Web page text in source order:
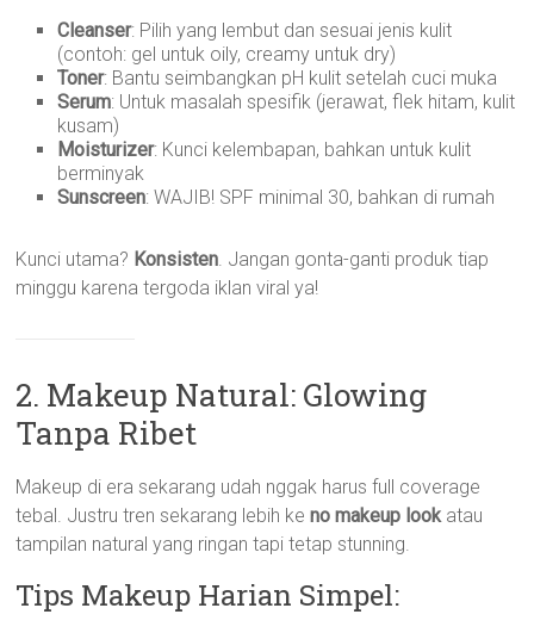
Cleanser: Pilih yang lembut dan sesuai jenis kulit
(contoh: gel untuk oily, creamy untuk dry)
Toner: Bantu seimbangkan pH kulit setelah cuci muka
Serum: Untuk masalah spesifik (jerawat, flek hitam, kulit
kusam)
Moisturizer: Kunci kelembapan, bahkan untuk kulit
berminyak
Sunscreen: WAJIB! SPF minimal 30, bahkan di rumah
Kunci utama? Konsisten. Jangan gonta-ganti produk tiap
minggu karena tergoda iklan viral ya!
2. Makeup Natural: Glowing
Tanpa Ribet
Makeup di era sekarang udah nggak harus full coverage
tebal. Justru tren sekarang lebih keno makeup lookatau
tampilan natural yang ringan tapi tetap stunning.
Tips Makeup Harian Simpel: